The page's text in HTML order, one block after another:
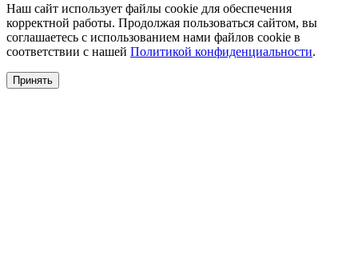
Наш сайт использует файлы cookie для обеспечения
корректной работы. Продолжая пользоваться сайтом, вы
соглашаетесь с использованием нами файлов cookie в
соответствии с нашей Политикой конфиденциальности.
Принять